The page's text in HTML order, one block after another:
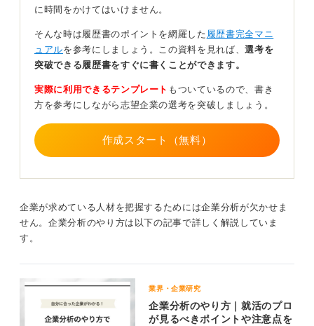
校正を加えた履歴書で応募しても選考を通過できないの
であれば、応募先を見直してみましょう。たとえば転職
の場合、それまでの職務経歴から会社が求めている人物
像とあまりにもかけ離れていると判断されると書類選考
る仕事でも、あるいは自分にはその仕事ができる能力が
あると思えても、こればかりは相手の評価ありきなので
仕方ありません。
たとえば、Webデザインの勉強をして知識と技術を身に
たことから、知識も技術も経験もWebデザイナーとして
とします。しかしその会社では「実務経験あり」の人し
か採用しないと決めていれば、いくら実力があっても書
このように応募先のミスマッチが起こっていれば、その
人の実力とは関係なしにうまくいかないことがあるわけ
です。まずは履歴書を見直し、そこで問題がなければ応
募先を見直すという二段構えで進めてみてください。
に時間をかけてはいけません。
そんな時は履歴書のポイントを網羅した 履歴書完全マニ
ュアルを参考にしましょう。この資料を見れば、選考を
突破できる履歴書をすぐに書くことができます。
実際に利用できるテンプレート もついているので、書き
方を参考にしながら志望企業の選考を突破しましょう。
作成スタート（無料）
企業が求めている人材を把握するためには企業分析が欠かせま
せん。企業分析のやり方は以下の記事で詳しく解説していま
す。
業界・企業研究
企業分析のやり方｜就活のプロ
が見るべきポイントや注意点を